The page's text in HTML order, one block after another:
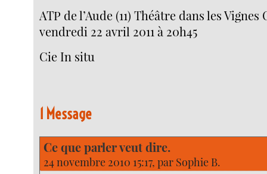
ATP de l’Aude (11) Théâtre dans les Vignes
vendredi 22 avril 2011 à 20h45
Cie In situ
1 Message
Ce que parler veut dire.
24 novembre 2010 15:17, par Sophie B.